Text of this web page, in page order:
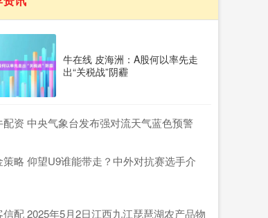
牛在线 皮海洲：A股何以率先走
出“关税战”阴霾
配资 中央气象台发布强对流天气蓝色预警
策略 仰望U9谁能带走？中外对抗赛选手介
信配 2025年5月2日江西九江琵琶湖农产品物